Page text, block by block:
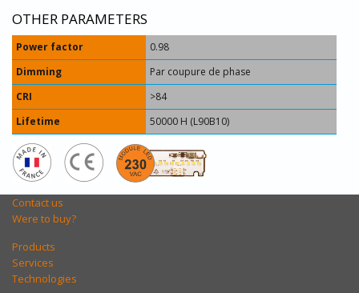
OTHER PARAMETERS
Power factor
0.98
Dimming
Par coupure de phase
CRI
>84
Lifetime
50000 H (L90B10)
Contact us
Were to buy?
Products
Services
Technologies